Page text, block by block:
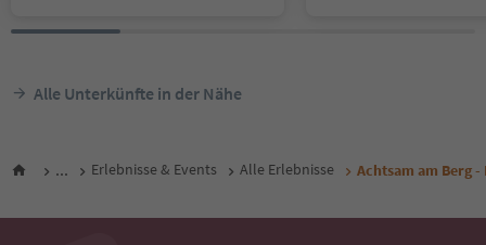
Alle Unterkünfte in der Nähe
... Erlebnisse & Events Alle Erlebnisse Achtsam am Berg